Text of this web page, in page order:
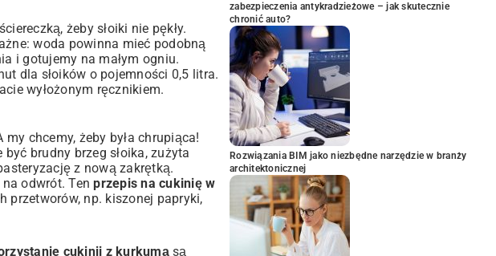
żeby słoiki nie pękły.
woda powinna mieć podobną
i gotujemy na małym ogniu.
dla słoików o pojemności 0,5 litra.
wyłożonym ręcznikiem.
chcemy, żeby była chrupiąca!
brudny brzeg słoika, zużyta
z nową zakrętką.
na odwrót. Tenprzepis na cukinię w
przetworów, np. kiszonej papryki,
cukinii z kurkumąsą
zabezpieczenia antykradzieżowe – jak skutecznie
chronić auto?
Rozwiązania BIM jako niezbędne narzędzie w branży
architektonicznej